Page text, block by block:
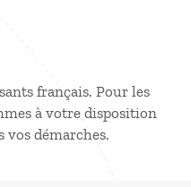
français. Pour les
à votre disposition
vos démarches.